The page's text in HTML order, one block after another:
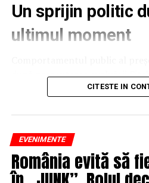
Un sprijin politic
ultimul moment
după prezentarea evaluării
de protejare a stabilității
eșec al executivului,
temperată, evitând să adauge
deja fragilă.
Acest gest confirmă o
CITESTE IN
EVENIMENTE
România evită să